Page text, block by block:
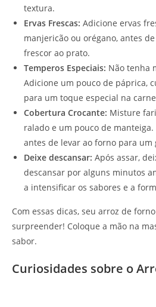
textura.
Ervas Frescas: Adicione ervas
manjericão ou orégano, antes
frescor ao prato.
Temperos Especiais: Não tenha
Adicione um pouco de páprica,
para um toque especial na
Cobertura Crocante: Misture
ralado e um pouco de
antes de levar ao forno para
Deixe descansar: Após assar,
descansar por alguns minutos
a intensificar os sabores e a
Com essas dicas, seu arroz de
surpreender! Coloque a mão na
sabor.
Curiosidades sobre o